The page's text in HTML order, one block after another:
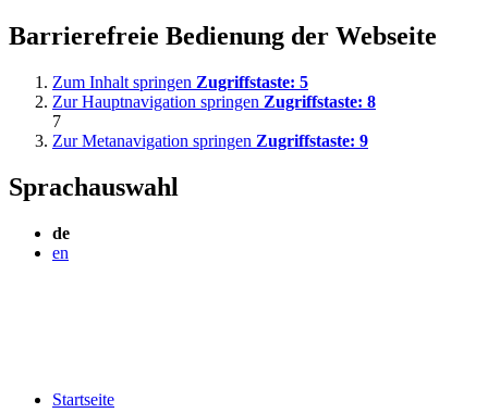
Barrierefreie Bedienung der Webseite
Zum Inhalt springen Zugriffstaste: 5
Zur Hauptnavigation springen Zugriffstaste: 8
7
Zur Metanavigation springen Zugriffstaste: 9
Sprachauswahl
de
en
Startseite